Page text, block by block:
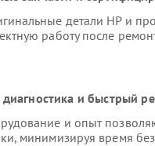
детали HP и
работу после
диагностика и быстрый
и опыт
минимизируя время без